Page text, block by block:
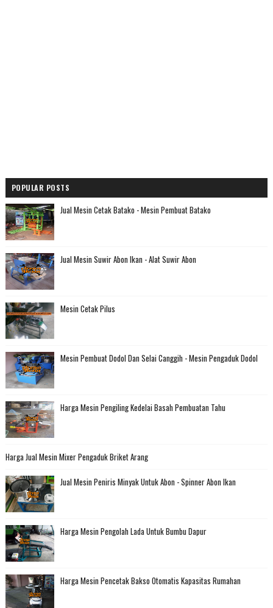
POPULAR POSTS
Jual Mesin Cetak Batako - Mesin Pembuat Batako
Jual Mesin Suwir Abon Ikan - Alat Suwir Abon
Mesin Cetak Pilus
Mesin Pembuat Dodol Dan Selai Canggih - Mesin Pengaduk Dodol
Harga Mesin Pengiling Kedelai Basah Pembuatan Tahu
Harga Jual Mesin Mixer Pengaduk Briket Arang
Jual Mesin Peniris Minyak Untuk Abon - Spinner Abon Ikan
Harga Mesin Pengolah Lada Untuk Bumbu Dapur
Harga Mesin Pencetak Bakso Otomatis Kapasitas Rumahan